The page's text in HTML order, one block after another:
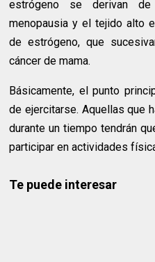
estrógeno se derivan
menopausia y el tejido alto
de estrógeno, que
cáncer de mama.
Básicamente, el punto
de ejercitarse. Aquellas que
durante un tiempo tendrán
participar en actividades
Te puede interesar